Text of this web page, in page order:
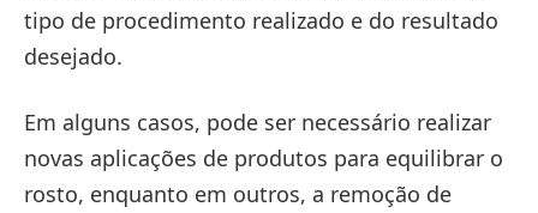
tipo de procedimento realizado e do resultado
desejado.
Em alguns casos, pode ser necessário realizar
novas aplicações de produtos para equilibrar o
rosto, enquanto em outros, a remoção de